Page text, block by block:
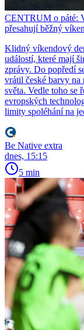
CENTRUM o páté:
přesahují běžný
Klidný víkendový
událostí, které mají
zprávy. Do popředí
vrátil české barvy
světa. Vedle toho se
evropských
limity spoléhání na
Be Native extra
dnes, 15:15
5 min